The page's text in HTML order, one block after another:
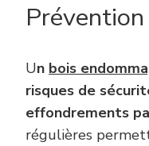
Un bois
risques de
effondrements
régulières